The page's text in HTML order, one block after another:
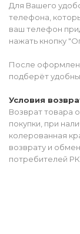
Для Вашего
телефона,
ваш телефон
нажать кнопку
После
подберёт
Условия
Возврат товара
покупки, при
колерованная
возврату и
потребителей РК.